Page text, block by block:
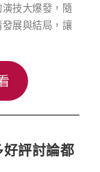
技大爆發，隨
展與結局，讓
好評討論都